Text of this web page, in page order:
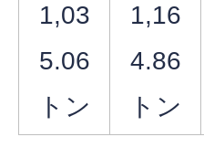
1,03
5.06
トン
1,16
4.86
トン